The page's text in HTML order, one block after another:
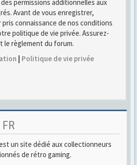
permissions additionnelles aux
Avant de vous enregistrer,
pris connaissance de nos conditions
politique de vie privée. Assurez-
le règlement du forum.
| Politique de vie privée
un site dédié aux collectionneurs
de rétro gaming.